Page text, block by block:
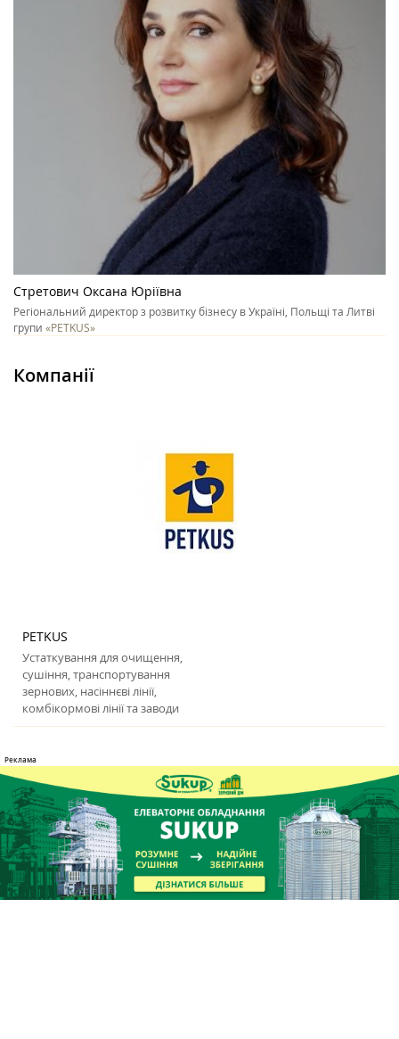
Стретович Оксана Юріївна
Регіональний директор з розвитку бізнесу в Україні, Польщі та Литві
групи «PETKUS»
Компанії
PETKUS
Устаткування для очищення,
сушіння, транспортування
зернових, насіннєві лінії,
комбікормові лінії та заводи